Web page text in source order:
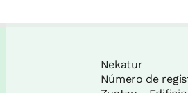
Nekatur
Número de